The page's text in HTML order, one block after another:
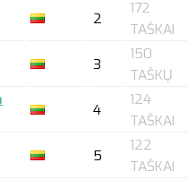
2
172
TAŠKAI
3
150
TAŠKŲ
4
124
TAŠKAI
5
122
TAŠKAI